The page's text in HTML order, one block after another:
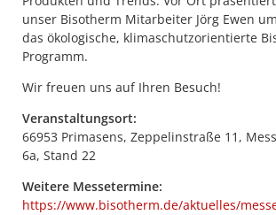
unser Bisotherm Mitarbeiter Jörg Ewen
das ökologische, klimaschutzorientierte
Programm.
Wir freuen uns auf Ihren Besuch!
Veranstaltungsort:
66953 Primasens, Zeppelinstraße 11,
6a, Stand 22
Weitere Messetermine:
https://www.bisotherm.de/aktuelles/